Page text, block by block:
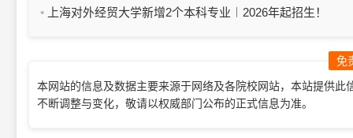
分数线公布
上海对外经贸大学新增2个本科专业︱2026年起招生！
免
本网站的信息及数据主要来源于网络及各院校网站，本站提供
不断调整与变化，敬请以权威部门公布的正式信息为准。